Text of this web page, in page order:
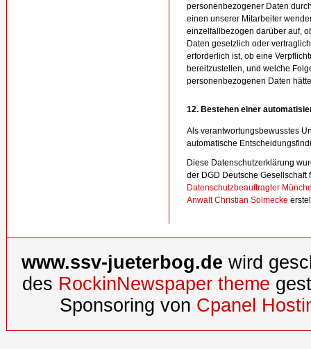
personenbezogener Daten
einen unserer Mitarbeiter
einzelfallbezogen darüber auf,
Daten gesetzlich oder
erforderlich ist, ob eine
bereitzustellen, und welche
personenbezogenen Daten
12. Bestehen einer
Als verantwortungsbewusstes
automatische
Diese Datenschutzerklärung
der DGD Deutsche
Datenschutzbeauftragter
Anwalt Christian Solmecke
www.ssv-jueterbog.de wird
des RockinNewspaper theme
Sponsoring von Cpanel